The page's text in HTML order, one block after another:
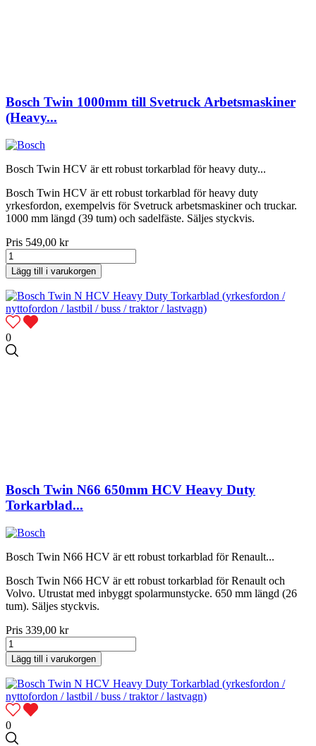
Bosch Twin 1000mm till Svetruck Arbetsmaskiner
(Heavy...
Bosch Twin HCV är ett robust torkarblad för heavy duty...
Bosch Twin HCV är ett robust torkarblad för heavy duty
yrkesfordon, exempelvis för Svetruck arbetsmaskiner och truckar.
1000 mm längd (39 tum) och sadelfäste. Säljes styckvis.
Pris 549,00 kr
Lägg till i varukorgen
0
Bosch Twin N66 650mm HCV Heavy Duty
Torkarblad...
Bosch Twin N66 HCV är ett robust torkarblad för Renault...
Bosch Twin N66 HCV är ett robust torkarblad för Renault och
Volvo. Utrustat med inbyggt spolarmunstycke. 650 mm längd (26
tum). Säljes styckvis.
Pris 339,00 kr
Lägg till i varukorgen
0